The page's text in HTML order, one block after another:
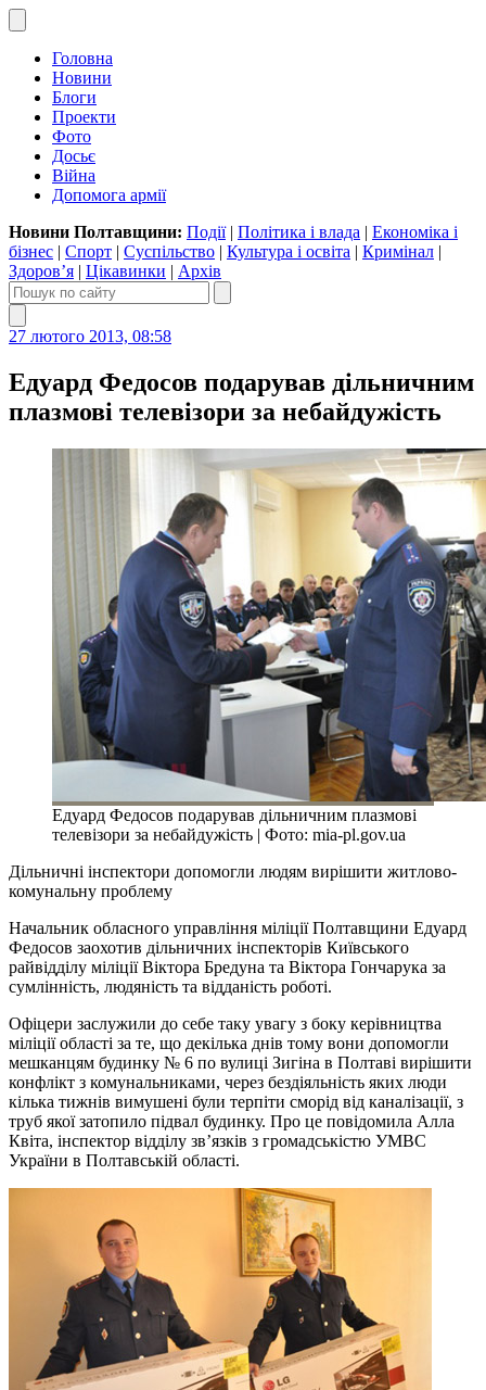
Головна
Новини
Блоги
Проекти
Фото
Досьє
Війна
Допомога армії
Новини Полтавщини: Події| Політика і влада | Економіка і
бізнес | Спорт | Суспільство | Культура і освіта | Кримінал |
Здоров’я | Цікавинки | Архів
27 лютого 2013, 08:58
Едуард Федосов подарував дільничним
плазмові телевізори за небайдужість
Едуард Федосов подарував дільничним плазмові
телевізори за небайдужість | Фото: mia-pl.gov.ua
Дільничні інспектори допомогли людям вирішити житлово-
комунальну проблему
Начальник обласного управління міліції Полтавщини Едуард
Федосов заохотив дільничних інспекторів Київського
райвідділу міліції Віктора Бредуна та Віктора Гончарука за
сумлінність, людяність та відданість роботі.
Офіцери заслужили до себе таку увагу з боку керівництва
міліції області за те, що декілька днів тому вони допомогли
мешканцям будинку № 6 по вулиці Зигіна в Полтаві вирішити
конфлікт з комунальниками, через бездіяльність яких люди
кілька тижнів вимушені були терпіти сморід від каналізації, з
труб якої затопило підвал будинку. Про це повідомила Алла
Квіта, інспектор відділу зв’язків з громадськістю УМВС
України в Полтавській області.